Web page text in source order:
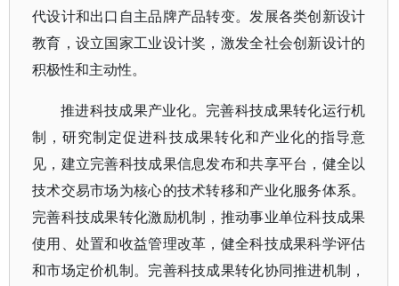
代设计和出口自主品牌产品转变。发展各类创新设计
教育，设立国家工业设计奖，激发全社会创新设计的
积极性和主动性。
推进科技成果产业化。完善科技成果转化运行机
制，研究制定促进科技成果转化和产业化的指导意
见，建立完善科技成果信息发布和共享平台，健全以
技术交易市场为核心的技术转移和产业化服务体系。
完善科技成果转化激励机制，推动事业单位科技成果
使用、处置和收益管理改革，健全科技成果科学评估
和市场定价机制。完善科技成果转化协同推进机制，